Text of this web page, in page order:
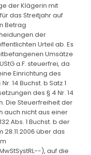
der Klägerin mit
das Streitjahr auf
Betrag
der
Urteil ab. Es
Umsätze
a.F. steuerfrei, da
Einrichtung des
14 Buchst. b Satz 1
des § 4 Nr. 14
Die Steuerfreiheit der
auch nicht aus einer
Abs. 1 Buchst. b der
28.11.2006 über das
), auf die